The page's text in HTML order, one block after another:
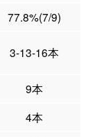
77.8%(7/9)
3-13-16本
9本
4本